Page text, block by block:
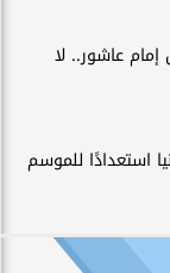
عاشور.. لا
استعدادًا للموسم